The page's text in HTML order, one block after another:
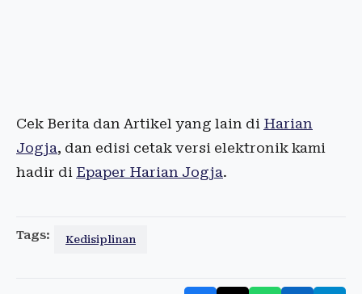
Cek Berita dan Artikel yang lain di Harian
Jogja, dan edisi cetak versi elektronik kami
hadir di Epaper Harian Jogja.
Tags: Kedisiplinan